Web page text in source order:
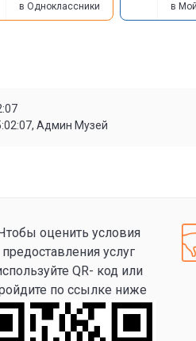
в Одноклассники
в
Админ Музей
оценить условия
предоставления услуг
QR- код или
по ссылке ниже